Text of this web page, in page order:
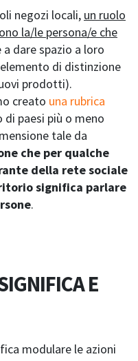
negozi locali, un ruolo
la/le persona/e che
a dare spazio a loro
di distinzione
prodotti).
creato una rubrica
paesi più o meno
tale da
che per qualche
della rete sociale
significa parlare
.
E
modulare le azioni